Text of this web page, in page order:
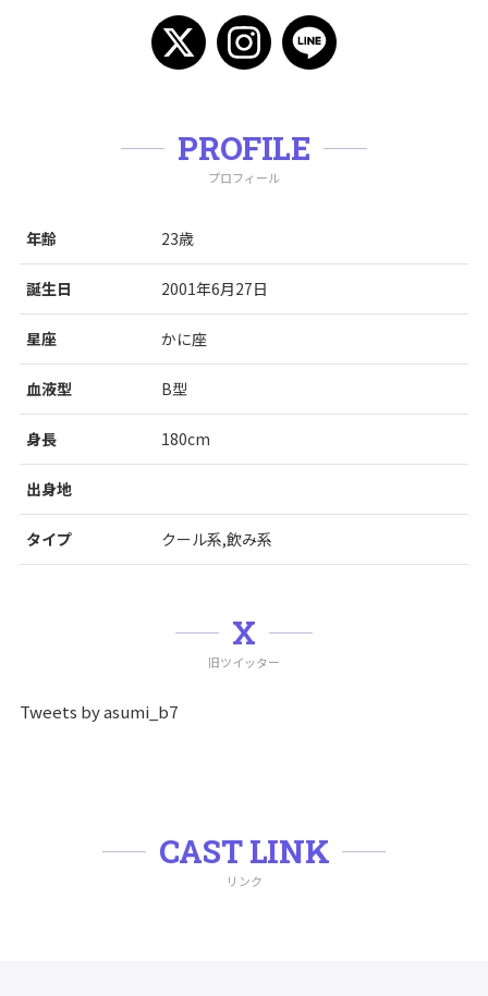
PROFILE
プロフィール
年齢 23歳
誕生日 2001年6月27日
星座 かに座
血液型 B型
身長 180cm
出身地
タイプ クール系,飲み系
X
旧ツイッター
Tweets by asumi_b7
CAST LINK
リンク